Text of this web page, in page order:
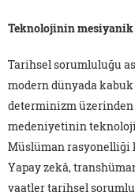
Teknolojinin
Tarihsel sorumluluğu
modern dünyada
determinizm
medeniyetinin
Müslüman rasyonelliği
Yapay zekâ,
vaatler tarihsel